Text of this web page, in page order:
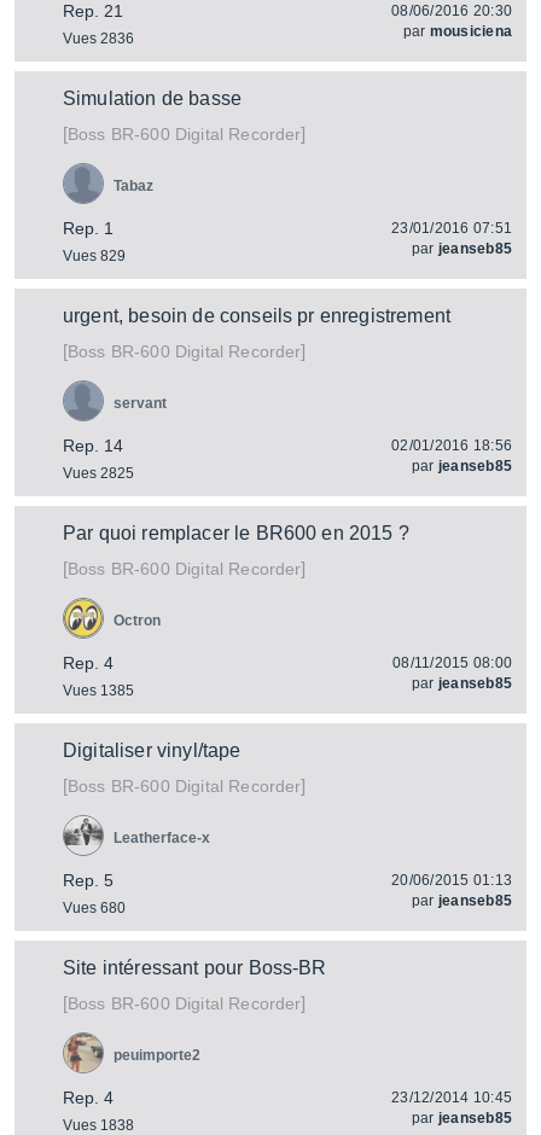
Rep. 21
Vues 2836
08/06/2016 20:30
par mousiciena
Simulation de basse
[Boss BR-600 Digital Recorder]
Rep. 1
Vues 829
Tabaz
23/01/2016 07:51
par jeanseb85
urgent, besoin de conseils pr enregistrement
[Boss BR-600 Digital Recorder]
Rep. 14
Vues 2825
servant
02/01/2016 18:56
par jeanseb85
Par quoi remplacer le BR600 en 2015 ?
[Boss BR-600 Digital Recorder]
Rep. 4
Vues 1385
Octron
08/11/2015 08:00
par jeanseb85
Digitaliser vinyl/tape
[Boss BR-600 Digital Recorder]
Rep. 5
Vues 680
Leatherface-x
20/06/2015 01:13
par jeanseb85
Site intéressant pour Boss-BR
[Boss BR-600 Digital Recorder]
Rep. 4
Vues 1838
peuimporte2
23/12/2014 10:45
par jeanseb85